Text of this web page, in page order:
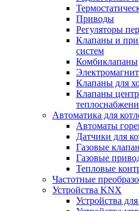
Приводы
Регуляторы
Клапаны и
систем
Комбиклапаны
Клапаны для
Клапаны
Автоматика для
Автоматы
Датчики для
Газовые
Газовые
Тепловые
Частотные
Устройства KNX
Устройства